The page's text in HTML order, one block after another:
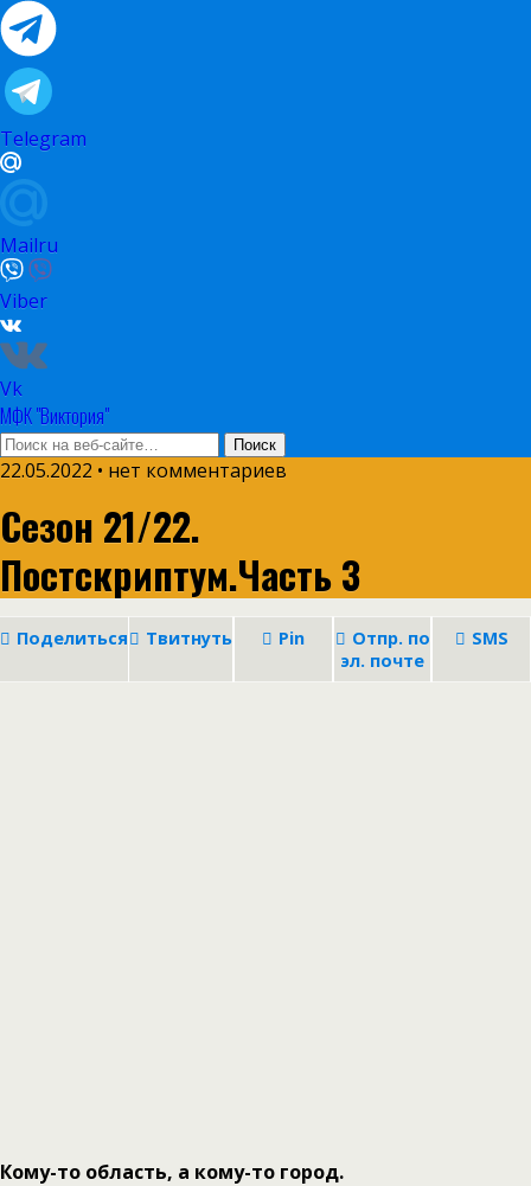
Telegram
Mailru
Viber
Vk
МФК "Виктория"
22.05.2022 • нет комментариев
Сезон 21/22.
Постскриптум.Часть 3
Поделиться Твитнуть Pin
Отпр. по
эл. почте
SMS
Кому-то область, а кому-то город.